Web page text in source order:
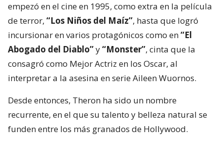
empezó en el cine en 1995, como extra en la película
de terror, “Los Niños del Maíz”, hasta que logró
incursionar en varios protagónicos como en“El
Abogado del Diablo”y“Monster”, cinta que la
consagró como Mejor Actriz en los Oscar, al
interpretar a la asesina en serie Aileen Wuornos.
Desde entonces, Theron ha sido un nombre
recurrente, en el que su talento y belleza natural se
funden entre los más granados de Hollywood.